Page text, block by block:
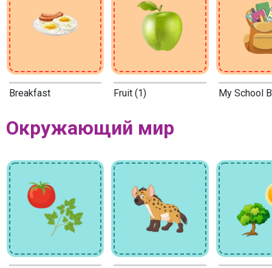
Breakfast Fruit (1) My School
Окружающий мир